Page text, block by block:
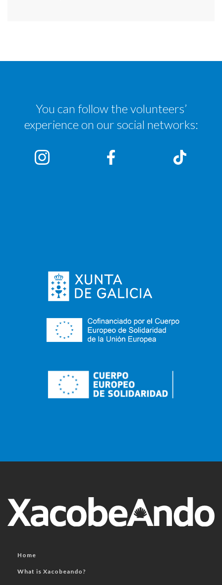
You can follow the volunteers’
experience on our social networks:
Home
What is Xacobeando?